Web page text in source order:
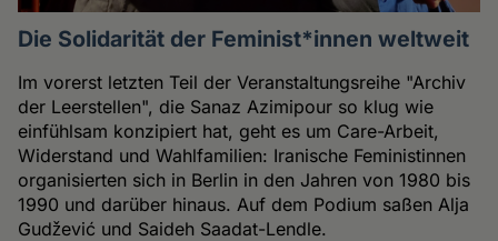
Die Solidarität der Feminist*innen weltweit
Im vorerst letzten Teil der Veranstaltungsreihe "Archiv
der Leerstellen", die Sanaz Azimipour so klug wie
einfühlsam konzipiert hat, geht es um Care-Arbeit,
Widerstand und Wahlfamilien: Iranische Feministinnen
organisierten sich in Berlin in den Jahren von 1980 bis
1990 und darüber hinaus. Auf dem Podium saßen Alja
Gudžević und Saideh Saadat-Lendle.